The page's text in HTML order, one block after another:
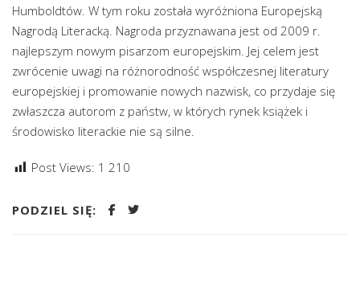
Humboldtów. W tym roku została wyróżniona Europejską
Nagrodą Literacką. Nagroda przyznawana jest od 2009 r.
najlepszym nowym pisarzom europejskim. Jej celem jest
zwrócenie uwagi na różnorodność współczesnej literatury
europejskiej i promowanie nowych nazwisk, co przydaje się
zwłaszcza autorom z państw, w których rynek książek i
środowisko literackie nie są silne.
Post Views: 1 210
PODZIEL SIĘ: